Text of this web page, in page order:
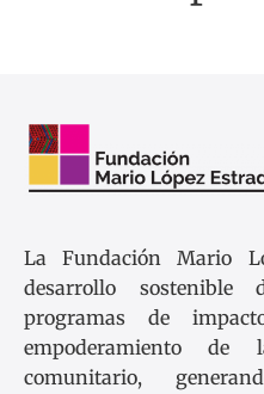
La Fundación Mario
desarrollo sostenible
programas de
empoderamiento
comunitario,